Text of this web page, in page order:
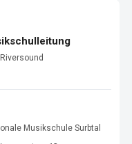
Musikschule Surbtal